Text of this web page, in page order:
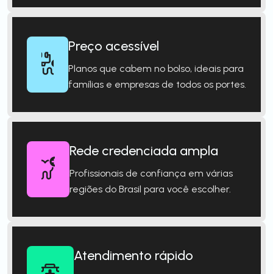
Preço acessível
Planos que cabem no bolso, ideais para
famílias e empresas de todos os portes.
Rede credenciada ampla
Profissionais de confiança em várias
regiões do Brasil para você escolher.
Atendimento rápido